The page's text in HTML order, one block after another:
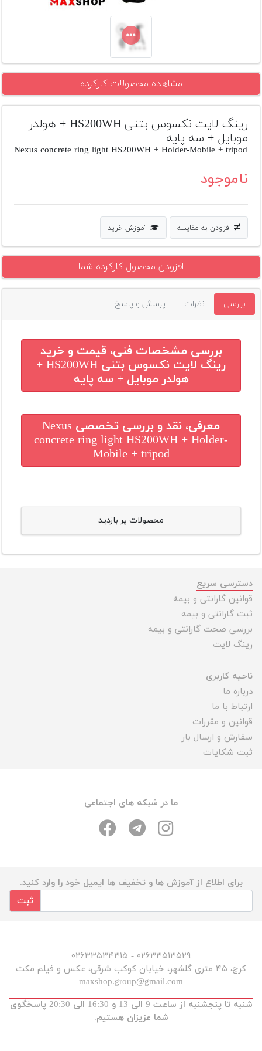
افزودن
دست
دوم
لیست
قیمت
دوربین
بله
مشاهده محصولات کارکرده
رینگ لایت نکسوس بتنی HS200WH + هولدر
موبایل + سه پایه
Nexus concrete ring light HS200WH + Holder-Mobile + tripod
ناموجود
افزودن به مقایسه آموزش خرید
افزودن محصول کارکرده شما
بررسی نظرات پرسش و پاسخ
بررسی مشخصات فنی، قیمت و خرید
رینگ لایت نکسوس بتنی HS200WH +
هولدر موبایل + سه پایه
معرفی، نقد و بررسی تخصصی Nexus
concrete ring light HS200WH + Holder-
Mobile + tripod
محصولات پر بازدید
دسترسی سریع
قوانین گارانتی و بیمه
ثبت گارانتی و بیمه
بررسی صحت گارانتی و بیمه
رینگ لایت
ناحیه کاربری
درباره ما
ارتباط با ما
قوانین و مقررات
سفارش و ارسال بار
ثبت شکایات
ما در شبکه های اجتماعی
برای اطلاع از آموزش ها و تخفیف ها ایمیل خود را وارد کنید.
ثبت
۰۲۶۳۳۵۱۳۵۲۹ - ۰۲۶۳۳۵۳۴۳۱۵
کرج، ۴۵ متری گلشهر، خیابان کوکب شرقی، عکس و فیلم مکث
maxshop.group@gmail.com
شنبه تا پنجشنبه از ساعت 9 الی 13 و 16:30 الی 20:30 پاسخگوی
شما عزیزان هستیم.